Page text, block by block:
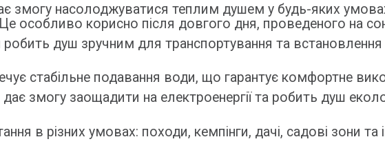
змогу насолоджуватися теплим душем у будь-яких
особливо корисно після довгого дня, проведеного на
робить душ зручним для транспортування та
стабільне подавання води, що гарантує комфортне
змогу заощадити на електроенергії та робить душ
в різних умовах: походи, кемпінги, дачі, садові зони та